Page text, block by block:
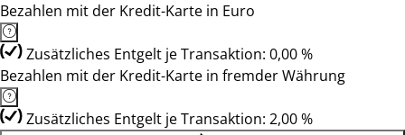
Bezahlen mit der Kredit-Karte in Euro
Zusätzliches Entgelt je Transaktion: 0,00 %
Bezahlen mit der Kredit-Karte in fremder Währung
Zusätzliches Entgelt je Transaktion: 2,00 %